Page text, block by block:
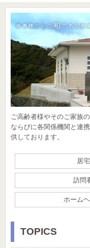
ご高齢者様やそのご家族
ならびに各関係機関と連
供しております。
居
訪問
ホーム
TOPICS